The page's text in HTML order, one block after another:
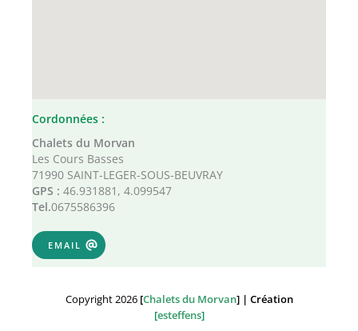
Cordonnées :
Chalets du Morvan
Les Cours Basses
71990 SAINT-LEGER-SOUS-BEUVRAY
GPS : 46.931881, 4.099547
Tel.0675586396
EMAIL
Copyright 2026 [Chalets du Morvan] | Création
[esteffens]